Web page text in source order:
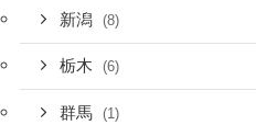
新潟 (8)
栃木 (6)
群馬 (1)